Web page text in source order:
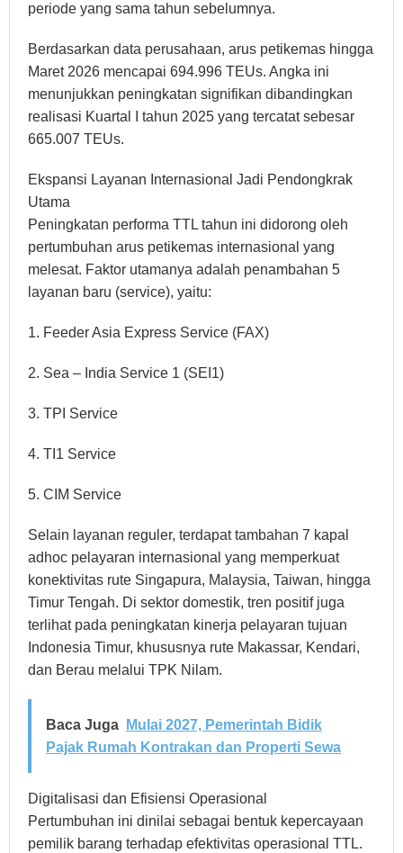
periode yang sama tahun sebelumnya.
Berdasarkan data perusahaan, arus petikemas hingga
Maret 2026 mencapai 694.996 TEUs. Angka ini
menunjukkan peningkatan signifikan dibandingkan
realisasi Kuartal I tahun 2025 yang tercatat sebesar
665.007 TEUs.
Ekspansi Layanan Internasional Jadi Pendongkrak
Utama
Peningkatan performa TTL tahun ini didorong oleh
pertumbuhan arus petikemas internasional yang
melesat. Faktor utamanya adalah penambahan 5
layanan baru (service), yaitu:
1. Feeder Asia Express Service (FAX)
2. Sea – India Service 1 (SEI1)
3. TPI Service
4. TI1 Service
5. CIM Service
Selain layanan reguler, terdapat tambahan 7 kapal
adhoc pelayaran internasional yang memperkuat
konektivitas rute Singapura, Malaysia, Taiwan, hingga
Timur Tengah. Di sektor domestik, tren positif juga
terlihat pada peningkatan kinerja pelayaran tujuan
Indonesia Timur, khususnya rute Makassar, Kendari,
dan Berau melalui TPK Nilam.
Baca Juga
Mulai 2027, Pemerintah Bidik
Pajak Rumah Kontrakan dan Properti Sewa
Digitalisasi dan Efisiensi Operasional
Pertumbuhan ini dinilai sebagai bentuk kepercayaan
pemilik barang terhadap efektivitas operasional TTL.